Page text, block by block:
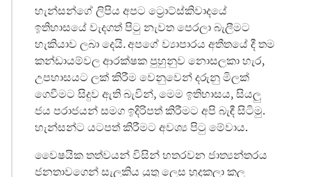
හැන්සන්ගේ ලිපිය අපට ට්‍රොට්ස්කිවාදයේ
ඉතිහාසයේ වැදගත් පිටු නැවත පෙරලා බැලීමට
හැකියාව ලබා දෙයි. අපගේ ව්‍යාපාරය අතීතයේ දී තම
කන්ඩායම්වල ආරක්ෂක පුහුනුව නොසලකා හැර,
උපහාසයට ලක් කිරීම වෙනුවෙන් දරුනු මිලක්
ගෙවීමට සිදුව ඇති බැවින්, මෙම ඉතිහාසය, සියලු
ජය පරාජයන් සමග ඉදිරිපත් කිරීමට අපි බැඳී සිටිමු.
හැන්සන්ට යටපත් කිරීමට අවශ්‍ය පිටු මේවාය.
වෛෂයික තත්වයන් විසින් හතරවන ජාත්‍යන්තරය
ජනතාවගෙන් සැලකිය යුතු ලෙස හුදකලා කල